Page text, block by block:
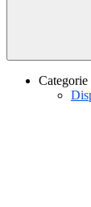
Categorie